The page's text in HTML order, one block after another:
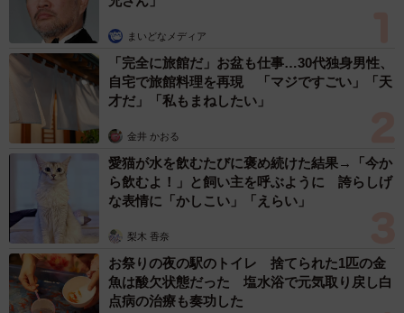
まいどなメディア
「完全に旅館だ」お盆も仕事…30代独身男性、
自宅で旅館料理を再現 「マジですごい」「天
才だ」「私もまねしたい」
金井 かおる
愛猫が水を飲むたびに褒め続けた結果→「今か
ら飲むよ！」と飼い主を呼ぶように 誇らしげ
な表情に「かしこい」「えらい」
梨木 香奈
お祭りの夜の駅のトイレ 捨てられた1匹の金
魚は酸欠状態だった 塩水浴で元気取り戻し白
点病の治療も奏功した